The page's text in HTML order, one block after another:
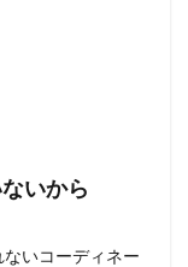
いから
いコーディネー